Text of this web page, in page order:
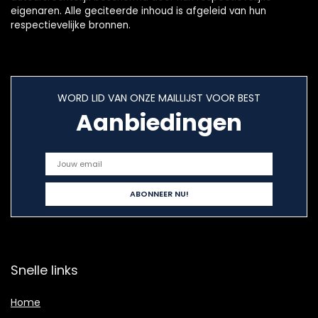
eigenaren. Alle geciteerde inhoud is afgeleid van hun
respectievelijke bronnen.
WORD LID VAN ONZE MAILLIJST VOOR BEST
Aanbiedingen
Snelle links
Home